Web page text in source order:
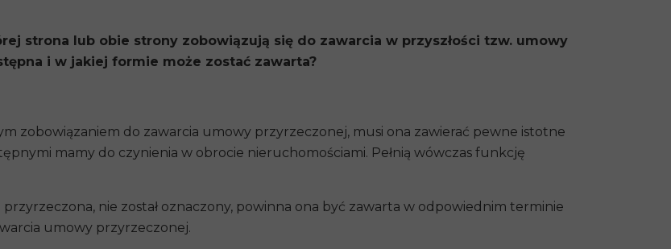
strona lub obie strony zobowiązują się do zawarcia w przyszłości tzw. umowy
i w jakiej formie może zostać zawarta?
zobowiązaniem do zawarcia umowy przyrzeczonej, musi ona zawierać pewne istotne
mamy do czynienia w obrocie nieruchomościami. Pełnią wówczas funkcję
nie został oznaczony, powinna ona być zawarta w odpowiednim terminie
umowy przyrzeczonej.